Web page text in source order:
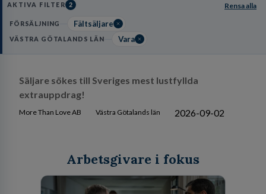
AKTIVA FILTER 2 Rensa alla
FÖRSÄLJNING Fältsäljare
VÄSTRA GÖTALANDS LÄN Vara
Säljare sökes till Sveriges mest lustfyllda
extrauppdrag!
More Than Love AB Västra Götalands län 2026-09-02
Arbetsgivare i fokus